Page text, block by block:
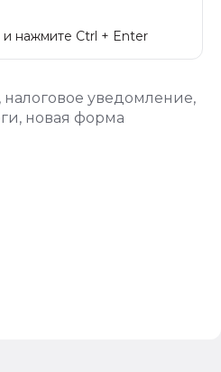
нажмите Ctrl + Enter
, налоговое уведомление,
, новая форма